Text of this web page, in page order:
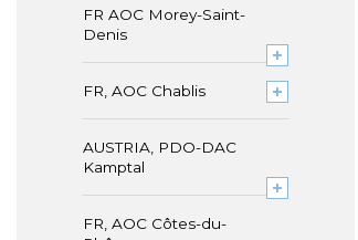
FR AOC Morey-Saint-
Denis
FR, AOC Chablis
AUSTRIA, PDO-DAC
Kamptal
FR, AOC Côtes-du-